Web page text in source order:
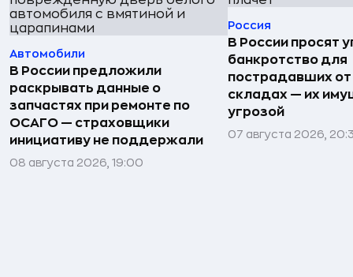
Автомобили
В России предложили
раскрывать данные о
запчастях при ремонте по
ОСАГО — страховщики
инициативу не поддержали
08 августа 2026, 19:00
Россия
В России просят
банкротство для
пострадавших
складах — их
угрозой
07 августа 2026,